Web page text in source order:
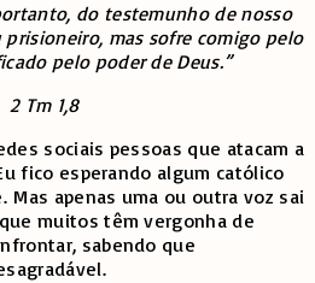
do testemunho de nosso
prisioneiro, mas sofre comigo pelo
pelo poder de Deus.”
2 Tm 1,8
sociais pessoas que atacam a
fico esperando algum católico
Mas apenas uma ou outra voz sai
muitos têm vergonha de
sabendo que